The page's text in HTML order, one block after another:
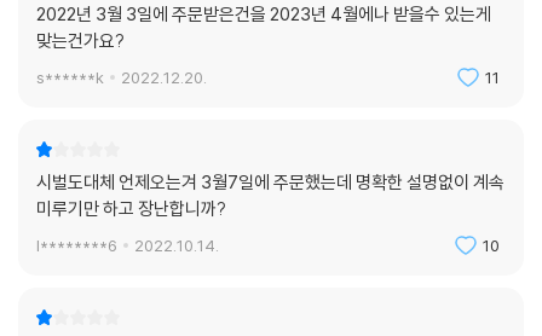
2022년 3월 3일에 주문받은건을 2023년 4월에나 받을수 있는게
맞는건가요?
s******k 2022.12.20. 11
시벌도대체 언제오는겨 3월7일에 주문했는데 명확한 설명없이 계속
미루기만 하고 장난합니까?
l********6 2022.10.14. 10